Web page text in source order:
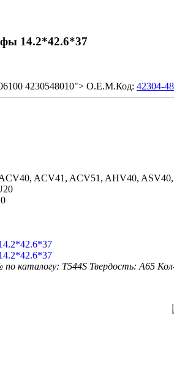
14.2*42.6*37
4230548010"> O.E.M.Код: 42304-
ACV41, ACV51, AHV40,
по каталогу: T544S Твердость: A65